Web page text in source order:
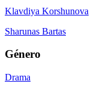
Klavdiya Korshunova
Sharunas Bartas
Género
Drama